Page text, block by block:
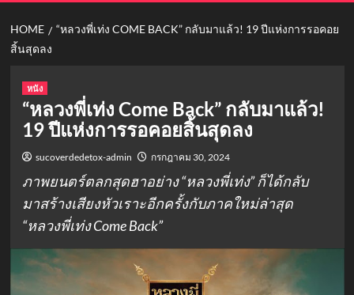
HOME
“หลวงพี่เท่ง COME BACK” กลับมาแล้ว! 19 ปีแห่งการรอคอย
สิ้นสุดลง
หนัง
“หลวงพี่เท่ง Come Back” กลับมาแล้ว!
19 ปีแห่งการรอคอยสิ้นสุดลง
sucoverdedetox-admin กรกฎาคม 30, 2024
ภาพยนตร์ตลกสุดฮาอย่าง “หลวงพี่เท่ง” ก็ได้กลับ
มาสร้างเสียงหัวเราะอีกครั้งกับภาคใหม่ล่าสุด
“หลวงพี่เท่ง Come Back”